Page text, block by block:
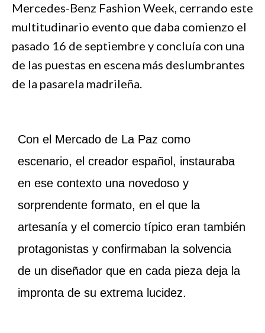
Mercedes-Benz Fashion Week, cerrando este
multitudinario evento que daba comienzo el
pasado 16 de septiembre y concluía con una
de las puestas en escena más deslumbrantes
de la pasarela madrileña.
Con el Mercado de La Paz como
escenario, el creador español, instauraba
en ese contexto una novedoso y
sorprendente formato, en el que la
artesanía y el comercio típico eran también
protagonistas y confirmaban la solvencia
de un diseñador que en cada pieza deja la
impronta de su extrema lucidez.